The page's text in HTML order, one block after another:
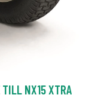
TILL NX15 XTRA